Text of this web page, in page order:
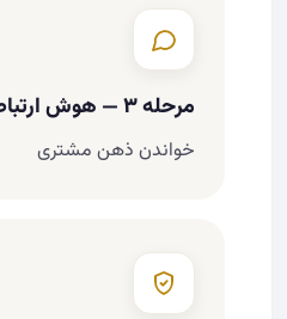
مرحله ۳ — هوش ارتباطی
خواندن ذهن مشتری